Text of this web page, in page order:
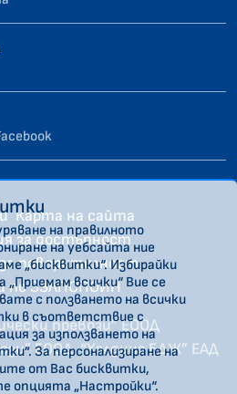
Карта на сайта
за достъпност
поверителност
по ЗЗЛПСПОИН
превози” ЕООД
ЕООД “Холдинг БДЖ” ЕАД
на правилното
на уебсайта ние
„бисквитки“. Избирайки
„Приемам всички“ Вие се
с ползването на всички
в съответствие с
за използването на
За персонализиране на
от Вас бисквитки,
опцията „Настройки“.